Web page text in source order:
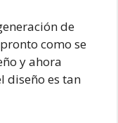
de
como se
y ahora
diseño es tan